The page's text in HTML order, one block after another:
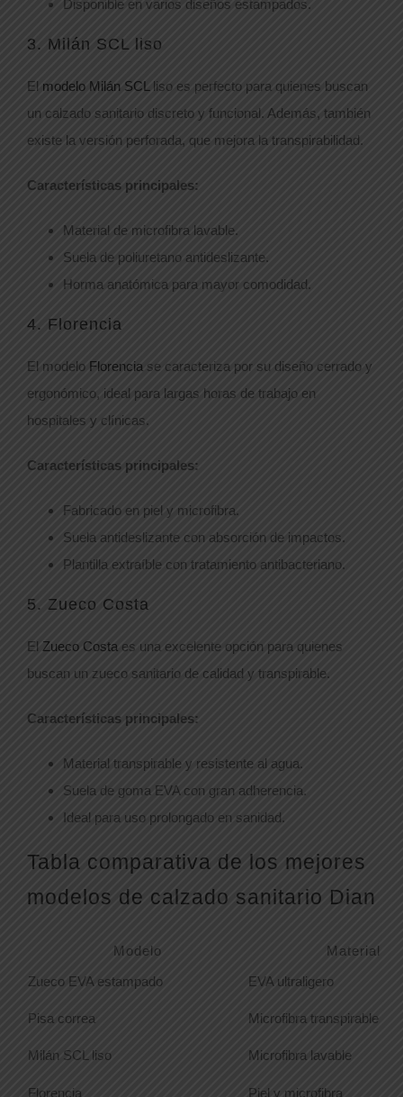
Disponible en varios diseños estampados.
3. Milán SCL liso
El modelo Milán SCL liso es perfecto para quienes buscan
un calzado sanitario discreto y funcional. Además, también
existe la versión perforada, que mejora la transpirabilidad.
Características principales:
Material de microfibra lavable.
Suela de poliuretano antideslizante.
Horma anatómica para mayor comodidad.
4. Florencia
El modelo Florencia se caracteriza por su diseño cerrado y
ergonómico, ideal para largas horas de trabajo en
hospitales y clínicas.
Características principales:
Fabricado en piel y microfibra.
Suela antideslizante con absorción de impactos.
Plantilla extraíble con tratamiento antibacteriano.
5. Zueco Costa
El Zueco Costa es una excelente opción para quienes
buscan un zueco sanitario de calidad y transpirable.
Características principales:
Material transpirable y resistente al agua.
Suela de goma EVA con gran adherencia.
Ideal para uso prolongado en sanidad.
Tabla comparativa de los mejores
modelos de calzado sanitario Dian
Modelo
Material
Zueco EVA estampado
EVA ultraligero
Pisa correa Microfibra transpirable
Milán SCL liso Microfibra lavable
Florencia Piel y microfibra